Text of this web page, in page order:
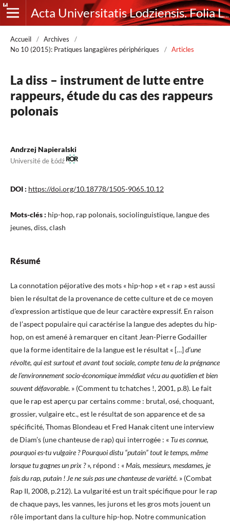
Acta Universitatis Lodziensis. Folia Litteraria Romanica
Accueil / Archives
/
No 10 (2015): Pratiques langagières périphériques
/ Articles
La diss – instrument de lutte entre
rappeurs, étude du cas des rappeurs
polonais
Andrzej Napieralski
Université de Łódź
DOI : https://doi.org/10.18778/1505-9065.10.12
Mots-clés : hip-hop, rap polonais, sociolinguistique, langue des
jeunes, diss, clash
Résumé
La connotation péjorative des mots « hip-hop » et « rap » est aussi
bien le résultat de la provenance de cette culture et de ce moyen
d’expression artistique que de leur caractère expressif. En raison
de l’aspect populaire qui caractérise la langue des adeptes du hip-
hop, on est amené à remarquer en citant Jean-Pierre Godailler
que la forme identitaire de la langue est le résultat « […]d’une
révolte, qui est surtout et avant tout sociale, compte tenu de la prégnance
de l’environnement socio-économique immédiat vécu au quotidien et bien
souvent défavorable. » (Comment tu tchatches !, 2001, p.8). Le fait
que le rap est aperçu par certains comme : brutal, osé, choquant,
grossier, vulgaire etc., est le résultat de son apparence et de sa
spécificité, Thomas Blondeau et Fred Hanak citent une interview
de Diam’s (une chanteuse de rap) qui interrogée : « Tu es connue,
pourquoi es-tu vulgaire ? Pourquoi distu “putain” tout le temps, même
lorsque tu gagnes un prix ?», répond : «Mais, messieurs, mesdames, je
fais du rap, putain ! Je ne suis pas une chanteuse de variété. » (Combat
Rap II, 2008, p.212). La vulgarité est un trait spécifique pour le rap
de chaque pays, les vannes, les jurons et les gros mots jouent un
rôle important dans la culture hip-hop. Notre communication